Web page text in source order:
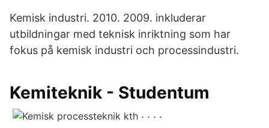
Kemisk industri. 2010. 2009. inkluderar
utbildningar med teknisk inriktning som har
fokus på kemisk industri och processindustri.
Kemiteknik - Studentum
. . . .